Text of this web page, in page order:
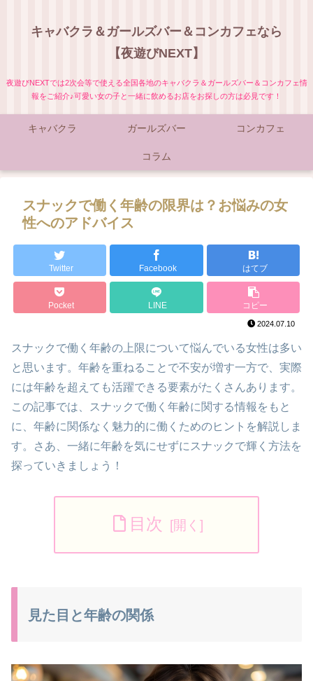
キャバクラ＆ガールズバー＆コンカフェなら
【夜遊びNEXT】
夜遊びNEXTでは2次会等で使える全国各地のキャバクラ＆ガールズバー＆コンカフェ情
報をご紹介♪可愛い女の子と一緒に飲めるお店をお探しの方は必見です！
キャバクラ ガールズバー コンカフェ
コラム
スナックで働く年齢の限界は？お悩みの女
性へのアドバイス
Twitter Facebook はてブ
Pocket LINE コピー
2024.07.10
スナックで働く年齢の上限について悩んでいる女性は多い
と思います。年齢を重ねることで不安が増す一方で、実際
には年齢を超えても活躍できる要素がたくさんあります。
この記事では、スナックで働く年齢に関する情報をもと
に、年齢に関係なく魅力的に働くためのヒントを解説しま
す。さあ、一緒に年齢を気にせずにスナックで輝く方法を
探っていきましょう！
目次
見た目と年齢の関係